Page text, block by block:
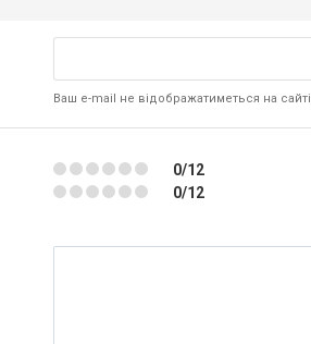
Ваш e-mail не відображатиметься на сайті
0/12
0/12